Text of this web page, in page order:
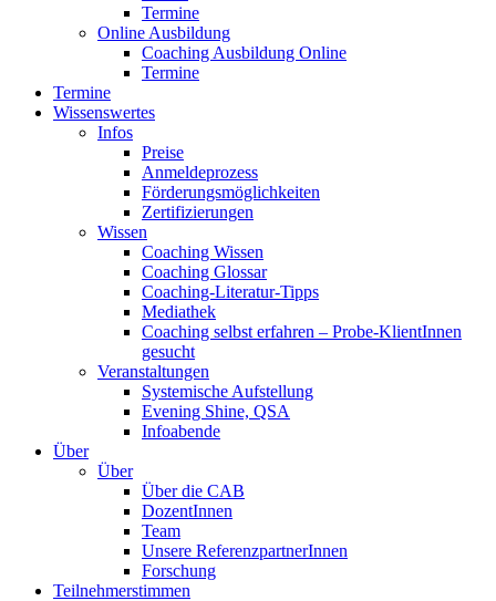
Termine
Online Ausbildung
Coaching Ausbildung Online
Termine
Termine
Wissenswertes
Infos
Preise
Anmeldeprozess
Förderungsmöglichkeiten
Zertifizierungen
Wissen
Coaching Wissen
Coaching Glossar
Coaching-Literatur-Tipps
Mediathek
Coaching selbst erfahren – Probe-KlientInnen
gesucht
Veranstaltungen
Systemische Aufstellung
Evening Shine, QSA
Infoabende
Über
Über
Über die CAB
DozentInnen
Team
Unsere ReferenzpartnerInnen
Forschung
Teilnehmerstimmen